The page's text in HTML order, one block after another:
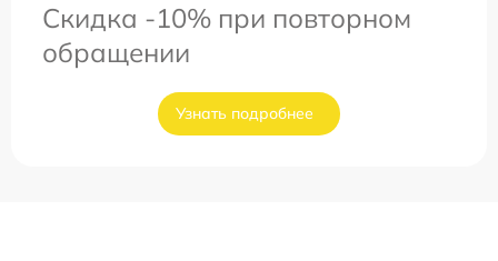
Скидка -10% при повторном
обращении
Узнать подробнее